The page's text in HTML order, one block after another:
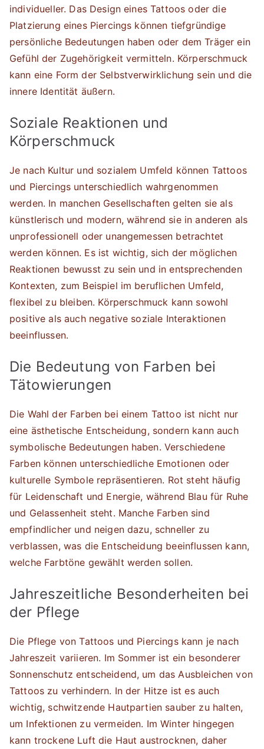
individueller. Das Design eines Tattoos oder die
Platzierung eines Piercings können tiefgründige
persönliche Bedeutungen haben oder dem Träger ein
Gefühl der Zugehörigkeit vermitteln. Körperschmuck
kann eine Form der Selbstverwirklichung sein und die
innere Identität äußern.
Soziale Reaktionen und
Körperschmuck
Je nach Kultur und sozialem Umfeld können Tattoos
und Piercings unterschiedlich wahrgenommen
werden. In manchen Gesellschaften gelten sie als
künstlerisch und modern, während sie in anderen als
unprofessionell oder unangemessen betrachtet
werden können. Es ist wichtig, sich der möglichen
Reaktionen bewusst zu sein und in entsprechenden
Kontexten, zum Beispiel im beruflichen Umfeld,
flexibel zu bleiben. Körperschmuck kann sowohl
positive als auch negative soziale Interaktionen
beeinflussen.
Die Bedeutung von Farben bei
Tätowierungen
Die Wahl der Farben bei einem Tattoo ist nicht nur
eine ästhetische Entscheidung, sondern kann auch
symbolische Bedeutungen haben. Verschiedene
Farben können unterschiedliche Emotionen oder
kulturelle Symbole repräsentieren. Rot steht häufig
für Leidenschaft und Energie, während Blau für Ruhe
und Gelassenheit steht. Manche Farben sind
empfindlicher und neigen dazu, schneller zu
verblassen, was die Entscheidung beeinflussen kann,
welche Farbtöne gewählt werden sollen.
Jahreszeitliche Besonderheiten bei
der Pflege
Die Pflege von Tattoos und Piercings kann je nach
Jahreszeit variieren. Im Sommer ist ein besonderer
Sonnenschutz entscheidend, um das Ausbleichen von
Tattoos zu verhindern. In der Hitze ist es auch
wichtig, schwitzende Hautpartien sauber zu halten,
um Infektionen zu vermeiden. Im Winter hingegen
kann trockene Luft die Haut austrocknen, daher